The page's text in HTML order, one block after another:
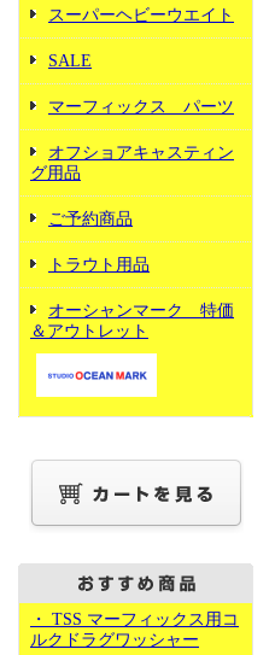
スーパーヘビーウエイト
SALE
マーフィックス パーツ
オフショアキャスティン
グ用品
ご予約商品
トラウト用品
オーシャンマーク 特価
＆アウトレット
・ TSS マーフィックス用コ
ルクドラグワッシャー